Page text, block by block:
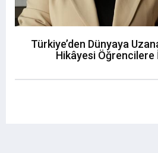
Türkiye’den Dünyaya
Hikâyesi Öğrencilere